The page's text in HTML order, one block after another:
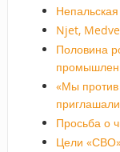
Njet,
Половина
«Мы против
Просьба о
Цели